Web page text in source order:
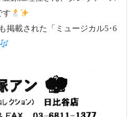
す
掲載された「ミュージカル5･6